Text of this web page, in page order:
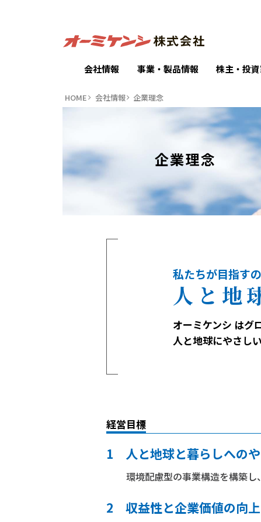
会社情報 事業・製品情報 株主・投
HOME 会社情報 企業理念
企業理念
私たちが目指す
人と地
オーミケンシ はグ
人と地球にやさし
経営目標
1 人と地球と暮らしへの
環境配慮型の事業構造を構築し
2 収益性と企業価値の向上